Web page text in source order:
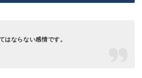
はならない感情です。